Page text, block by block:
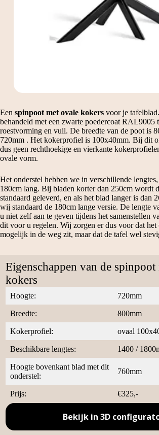
Een spinpoot met ovale kokers voor je
behandeld met een zwarte poedercoat RAL9005
roestvorming en vuil. De breedte van de poot is
720mm . Het kokerprofiel is 100x40mm. Bij dit
dus geen rechthoekige en vierkante
ovale vorm.
Het onderstel hebben we in verschillende
180cm lang. Bij bladen korter dan 250cm wordt
standaard geleverd, en als het blad langer is dan
wij standaard de 180cm lange versie. De lengte
u niet zelf aan te geven tijdens het samenstellen
dit voor u regelen. Wij zorgen er dus voor dat het
mogelijk in de weg zit, maar dat de tafel wel
Eigenschappen van de spinpoot
kokers
Hoogte: 720mm
Breedte: 800mm
Kokerprofiel: ovaal
Beschikbare lengtes: 1400 /
Hoogte bovenkant blad met dit
onderstel:
760mm
Prijs: €325,-
Bekijk in 3D